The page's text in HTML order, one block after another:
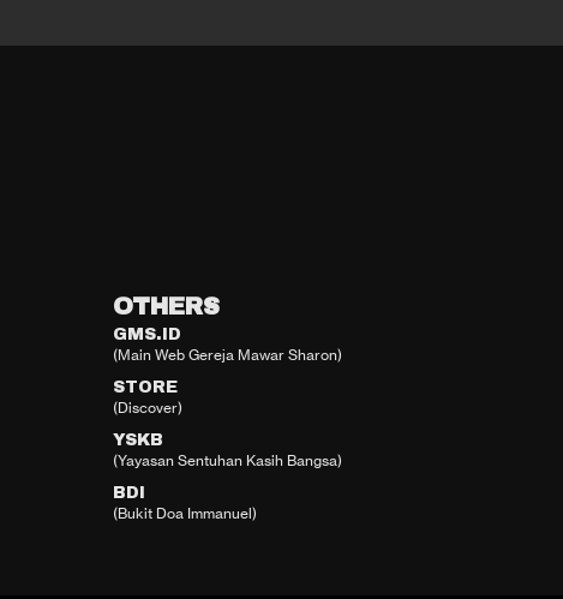
OTHERS
GMS.ID
(Main Web Gereja Mawar Sharon)
STORE
(Discover)
YSKB
(Yayasan Sentuhan Kasih Bangsa)
BDI
(Bukit Doa Immanuel)